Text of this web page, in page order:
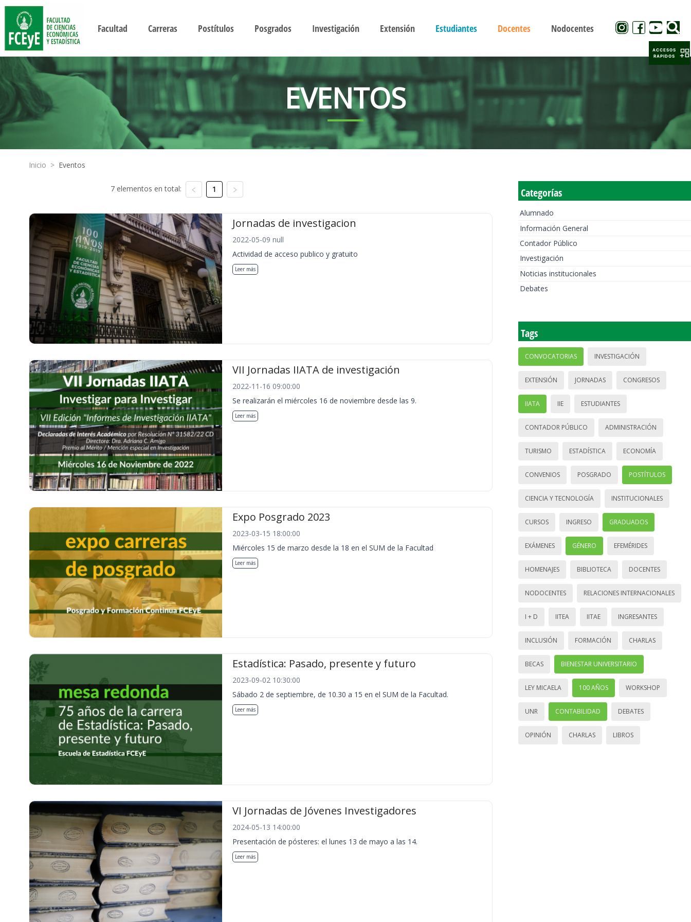
Facultad Carreras Postítulos Posgrados Investigación Extensión Estudiantes Docentes Nodocentes
EVENTOS
Inicio > Eventos
7 elementos en total: 1
Jornadas de investigacion
2022-05-09 null
Actividad de acceso publico y gratuito
Leer más
VII Jornadas IIATA de investigación
2022-11-16 09:00:00
Se realizarán el miércoles 16 de noviembre desde las 9.
Leer más
Expo Posgrado 2023
2023-03-15 18:00:00
Miércoles 15 de marzo desde la 18 en el SUM de la Facultad
Leer más
Estadística: Pasado, presente y futuro
2023-09-02 10:30:00
Sábado 2 de septiembre, de 10.30 a 15 en el SUM de la Facultad.
Leer más
VI Jornadas de Jóvenes Investigadores
2024-05-13 14:00:00
Presentación de pósteres: el lunes 13 de mayo a las 14.
Leer más
Categorías
Alumnado
Información General
Contador Público
Investigación
Noticias institucionales
Debates
Tags
CONVOCATORIAS INVESTIGACIÓN
EXTENSIÓN JORNADAS CONGRESOS
IIATA IIE ESTUDIANTES
CONTADOR PÚBLICO ADMINISTRACIÓN
TURISMO ESTADÍSTICA ECONOMÍA
CONVENIOS POSGRADO POSTÍTULOS
CIENCIA Y TECNOLOGÍA INSTITUCIONALES
CURSOS INGRESO GRADUADOS
EXÁMENES GÉNERO EFEMÉRIDES
HOMENAJES BIBLIOTECA DOCENTES
NODOCENTES RELACIONES INTERNACIONALES
I + D IITEA IITAE INGRESANTES
INCLUSIÓN FORMACIÓN CHARLAS
BECAS BIENESTAR UNIVERSITARIO
LEY MICAELA 100 AÑOS WORKSHOP
UNR CONTABILIDAD DEBATES
OPINIÓN CHARLAS LIBROS
ACCESOS
RAPIDOS